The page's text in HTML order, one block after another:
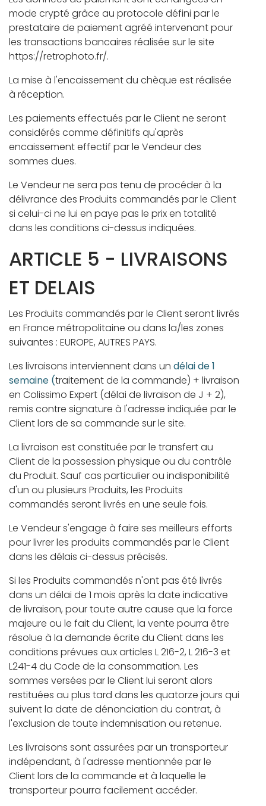
mode crypté grâce au protocole défini par le
prestataire de paiement agréé intervenant pour
les transactions bancaires réalisée sur le site
https://retrophoto.fr/.
La mise à l'encaissement du chèque est réalisée
à réception.
Les paiements effectués par le Client ne seront
considérés comme définitifs qu'après
encaissement effectif par le Vendeur des
sommes dues.
Le Vendeur ne sera pas tenu de procéder à la
délivrance des Produits commandés par le Client
si celui-ci ne lui en paye pas le prix en totalité
dans les conditions ci-dessus indiquées.
ARTICLE 5 - LIVRAISONS
ET DELAIS
Les Produits commandés par le Client seront livrés
en France métropolitaine ou dans la/les zones
suivantes : EUROPE, AUTRES PAYS.
Les livraisons interviennent dans un délai de 1
semaine (traitement de la commande) + livraison
en Colissimo Expert (délai de livraison de J + 2),
remis contre signature à l'adresse indiquée par le
Client lors de sa commande sur le site.
La livraison est constituée par le transfert au
Client de la possession physique ou du contrôle
du Produit. Sauf cas particulier ou indisponibilité
d'un ou plusieurs Produits, les Produits
commandés seront livrés en une seule fois.
Le Vendeur s'engage à faire ses meilleurs efforts
pour livrer les produits commandés par le Client
dans les délais ci-dessus précisés.
Si les Produits commandés n'ont pas été livrés
dans un délai de 1 mois après la date indicative
de livraison, pour toute autre cause que la force
majeure ou le fait du Client, la vente pourra être
résolue à la demande écrite du Client dans les
conditions prévues aux articles L 216-2, L 216-3 et
L241-4 du Code de la consommation. Les
sommes versées par le Client lui seront alors
restituées au plus tard dans les quatorze jours qui
suivent la date de dénonciation du contrat, à
l'exclusion de toute indemnisation ou retenue.
Les livraisons sont assurées par un transporteur
indépendant, à l'adresse mentionnée par le
Client lors de la commande et à laquelle le
transporteur pourra facilement accéder.